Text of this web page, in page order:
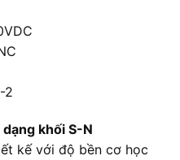
2
khối S-N
kế với độ bền cơ học